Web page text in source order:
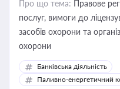
Про що тема: Правове
послуг, вимоги до
засобів охорони та
охорони
Банківська діяльність
Паливно-енергетичний